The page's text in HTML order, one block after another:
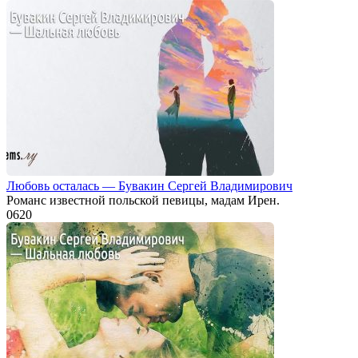
Любовь осталась — Бувакин Сергей Владимирович
Романс известной польской певицы, мадам Ирен.
0620